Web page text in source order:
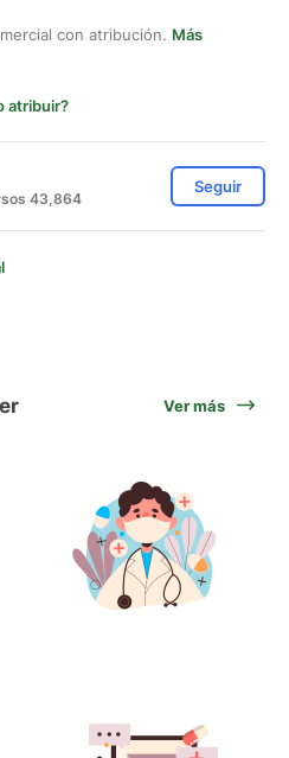
con atribución. Más
atribuir?
43,864
Seguir
Ver más